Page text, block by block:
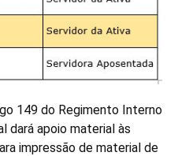
149 do Regimento Interno
dará apoio material às
impressão de material de